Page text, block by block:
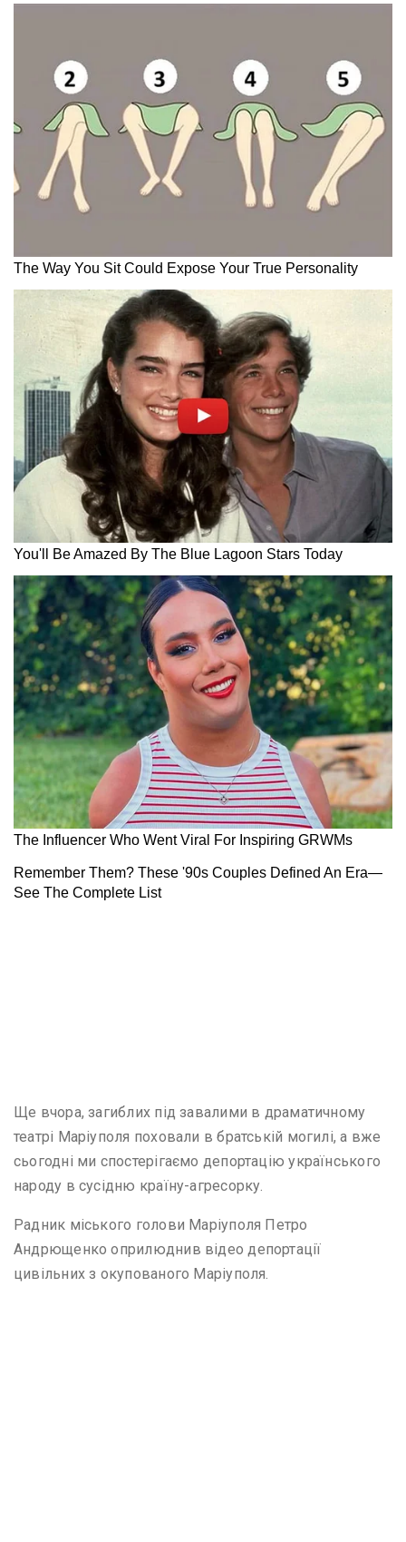
Ще вчора, загиблих під завалими в драматичному
театрі Маріуполя поховали в братській могилі, а вже
сьогодні ми спостерігаємо депортацію українського
народу в сусідню країну-агресорку.
Радник міського голови Маріуполя Петро
Андрющенко оприлюднив відео депортації
цивільних з окупованого Маріуполя.